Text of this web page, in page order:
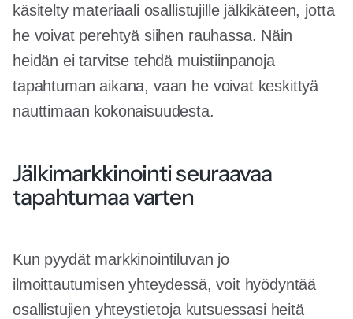
käsitelty materiaali osallistujille jälkikäteen, jotta
he voivat perehtyä siihen rauhassa. Näin
heidän ei tarvitse tehdä muistiinpanoja
tapahtuman aikana, vaan he voivat keskittyä
nauttimaan kokonaisuudesta.
Jälkimarkkinointi seuraavaa
tapahtumaa varten
Kun pyydät markkinointiluvan jo
ilmoittautumisen yhteydessä, voit hyödyntää
osallistujien yhteystietoja kutsuessasi heitä